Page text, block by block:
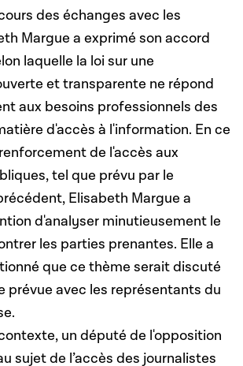
des échanges avec les
Margue a exprimé son accord
laquelle la loi sur une
et transparente ne répond
aux besoins professionnels des
d'accès à l'information. En ce
de l'accès aux
tel que prévu par le
Elisabeth Margue a
d'analyser minutieusement le
les parties prenantes. Elle a
que ce thème serait discuté
prévue avec les représentants du
un député de l'opposition
sujet de l’accès des journalistes